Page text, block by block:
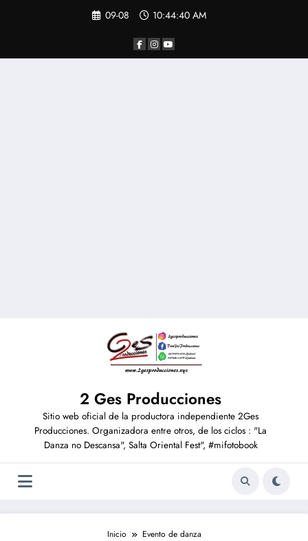
09-08 10:44:41 AM
2 Ges Producciones
Sitio web oficial de la productora independiente 2Ges
Producciones. Organizadora entre otros, de los ciclos : "La
Danza no Descansa", Salta Oriental Fest", #mifotobook
Inicio Evento de danza